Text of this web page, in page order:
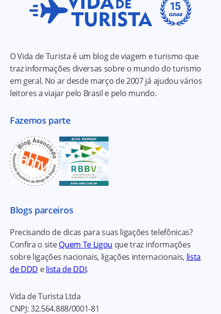
O Vida de Turista é um blog de viagem e turismo que
traz informações diversas sobre o mundo do turismo
em geral. No ar desde março de 2007 já ajudou vários
leitores a viajar pelo Brasil e pelo mundo.
Fazemos parte
Blogs parceiros
Precisando de dicas para suas ligações telefônicas?
Confira o siteQuem Te Ligou que traz informações
sobre ligações nacionais, ligações internacionais, lista
de DDD elista de DDI.
Vida de Turista Ltda
CNPJ:32.564.888/0001-81